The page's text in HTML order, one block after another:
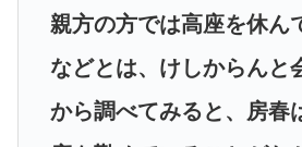
親方の方では高座を休ん
などとは、けしからんと
から調べてみると、房春